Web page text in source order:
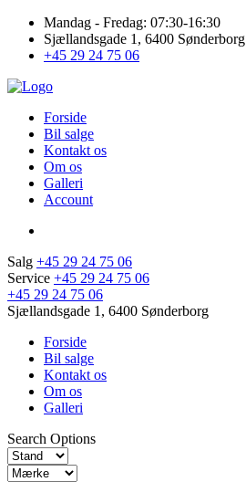
Mandag - Fredag: 07:30-16:30
Sjællandsgade 1, 6400 Sønderborg
+45 29 24 75 06
Forside
Bil salge
Kontakt os
Om os
Galleri
Account
Salg +45 29 24 75 06
Service +45 29 24 75 06
+45 29 24 75 06
Sjællandsgade 1, 6400 Sønderborg
Forside
Bil salge
Kontakt os
Om os
Galleri
Search Options